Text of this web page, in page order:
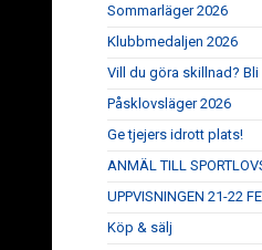
Sommarläger 2026
Klubbmedaljen 2026
Vill du göra skillnad?
Påsklovsläger 2026
Ge tjejers idrott plats!
ANMÄL TILL
UPPVISNINGEN 21-22
Köp & sälj